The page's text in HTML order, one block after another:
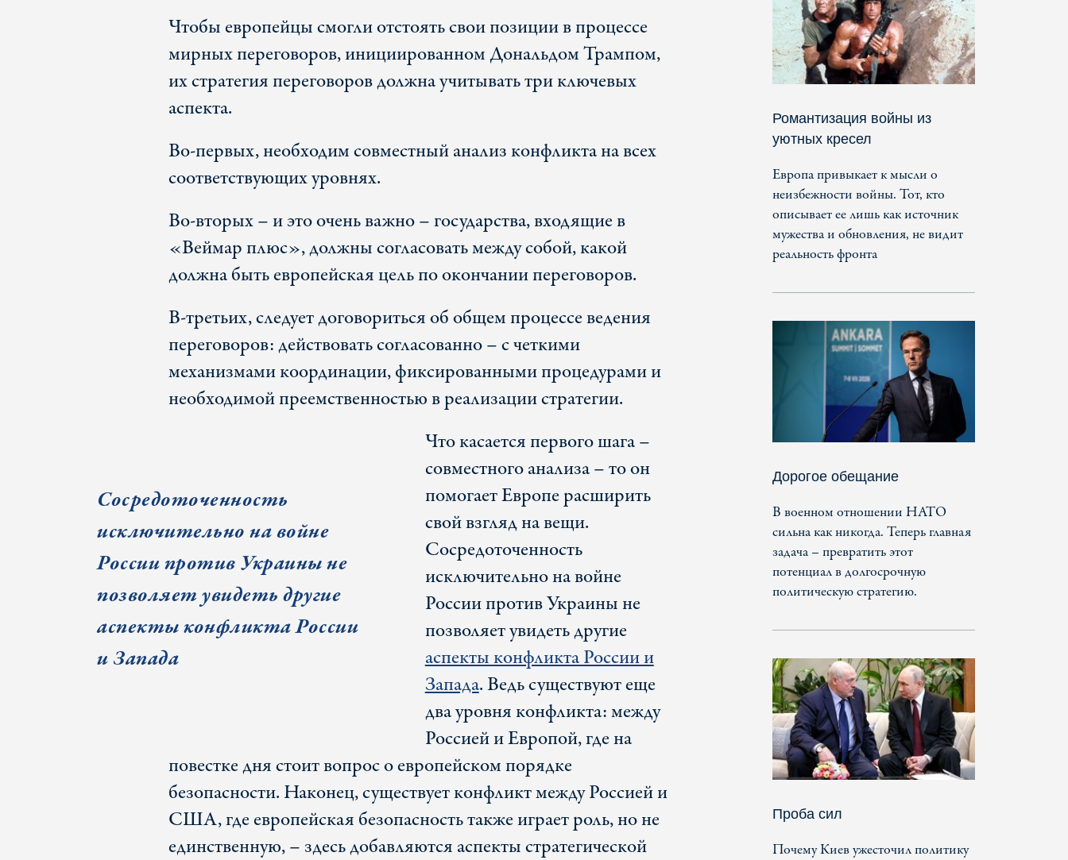
Чтобы европейцы смогли отстоять свои позиции в процессе
мирных переговоров, инициированном Дональдом Трампом,
их стратегия переговоров должна учитывать три ключевых
аспекта.
Во-первых, необходим совместный анализ конфликта на всех
соответствующих уровнях.
Во-вторых – и это очень важно – государства, входящие в
«Веймар плюс», должны согласовать между собой, какой
должна быть европейская цель по окончании переговоров.
В-третьих, следует договориться об общем процессе ведения
переговоров: действовать согласованно – с четкими
механизмами координации, фиксированными процедурами и
необходимой преемственностью в реализации стратегии.
Сосредоточенность
исключительно на войне
России против Украиныне
позволяет увидетьдругие
аспекты конфликта России
и Запада
Что касается первого шага –
совместного анализа – то он
помогает Европе расширить
свой взгляд на вещи.
Сосредоточенность
исключительно на войне
России против Украины не
позволяет увидеть другие
аспекты конфликта России и
Запада. Ведь существуют еще
два уровня конфликта: между
Россией и Европой, где на
повестке дня стоит вопрос о европейском порядке
безопасности. Наконец, существует конфликт между Россией и
США, где европейская безопасность также играет роль, но не
единственную, – здесь добавляются аспекты стратегической
Романтизация войны из
уютных кресел
Европа привыкает к мысли о
неизбежности войны. Тот, кто
описывает ее лишь как источник
мужества и обновления, не видит
реальность фронта
Дорогое обещание
В военном отношении НАТО
сильна как никогда. Теперь главная
задача – превратить этот
потенциал в долгосрочную
политическую стратегию.
Проба сил
Почему Киев ужесточил политику